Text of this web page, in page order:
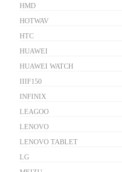
HMD
HOTWAV
HTC
HUAWEI
HUAWEI WATCH
IIIF150
INFINIX
LEAGOO
LENOVO
LENOVO TABLET
LG